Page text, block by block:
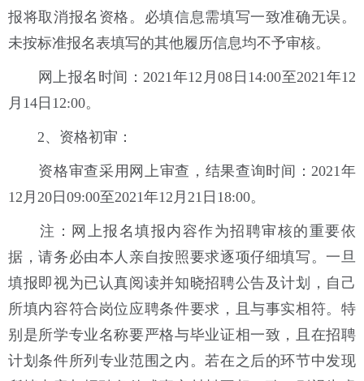
报将取消报名资格。必填信息需填写一致准确无误。
未按标准报名表填写的其他履历信息均不予审核。
网上报名时间：2021年12月08日14:00至2021年12
月14日12:00。
2、资格初审：
资格审查采用网上审查，结果查询时间：2021年
12月20日09:00至2021年12月21日18:00。
注：网上报名填报内容作为招聘审核的重要依
据，请务必由本人亲自按照要求逐项仔细填写。一旦
填报即视为已认真阅读并知晓招聘公告及计划，自己
所填内容符合岗位应聘条件要求，且与事实相符。特
别是所学专业名称要严格与毕业证相一致，且在招聘
计划条件所列专业范围之内。若在之后的环节中发现